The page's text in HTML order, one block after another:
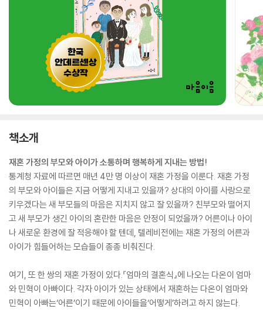
책소개
재혼 가정의 부모와 아이가 소통하며 행복하게 지내는 방법!
통계청 자료에 따르면 매년 4만 명 이상이 재혼 가정을 이룬다. 재혼 가정
의 부모와 아이들은 지금 어떻게 지내고 있을까? 상대의 아이를 사랑으로
키우겠다는 새 부모들의 마음은 지치지 않고 잘 있을까? 친부모와 떨어지
고 새 부모가 생긴 아이의 혼란한 마음은 안정이 되었을까? 어른이나 아이
나 새로운 환경에 잘 적응해야 할 텐데, 텔레비전에는 재혼 가정의 어른과
아이가 힘들어하는 모습들이 종종 비춰진다.
여기, 또 한 쌍의 재혼 가정이 있다.『엄마의 결혼식』에 나오는 다온이 엄마
와 민혁이 아빠이다. 각자 아이가 있는 상태에서 재혼하는 다온이 엄마와
민혁이 아빠는‘어른’이기 때문에 아이들을‘어떻게’하려고 하지 않는다.